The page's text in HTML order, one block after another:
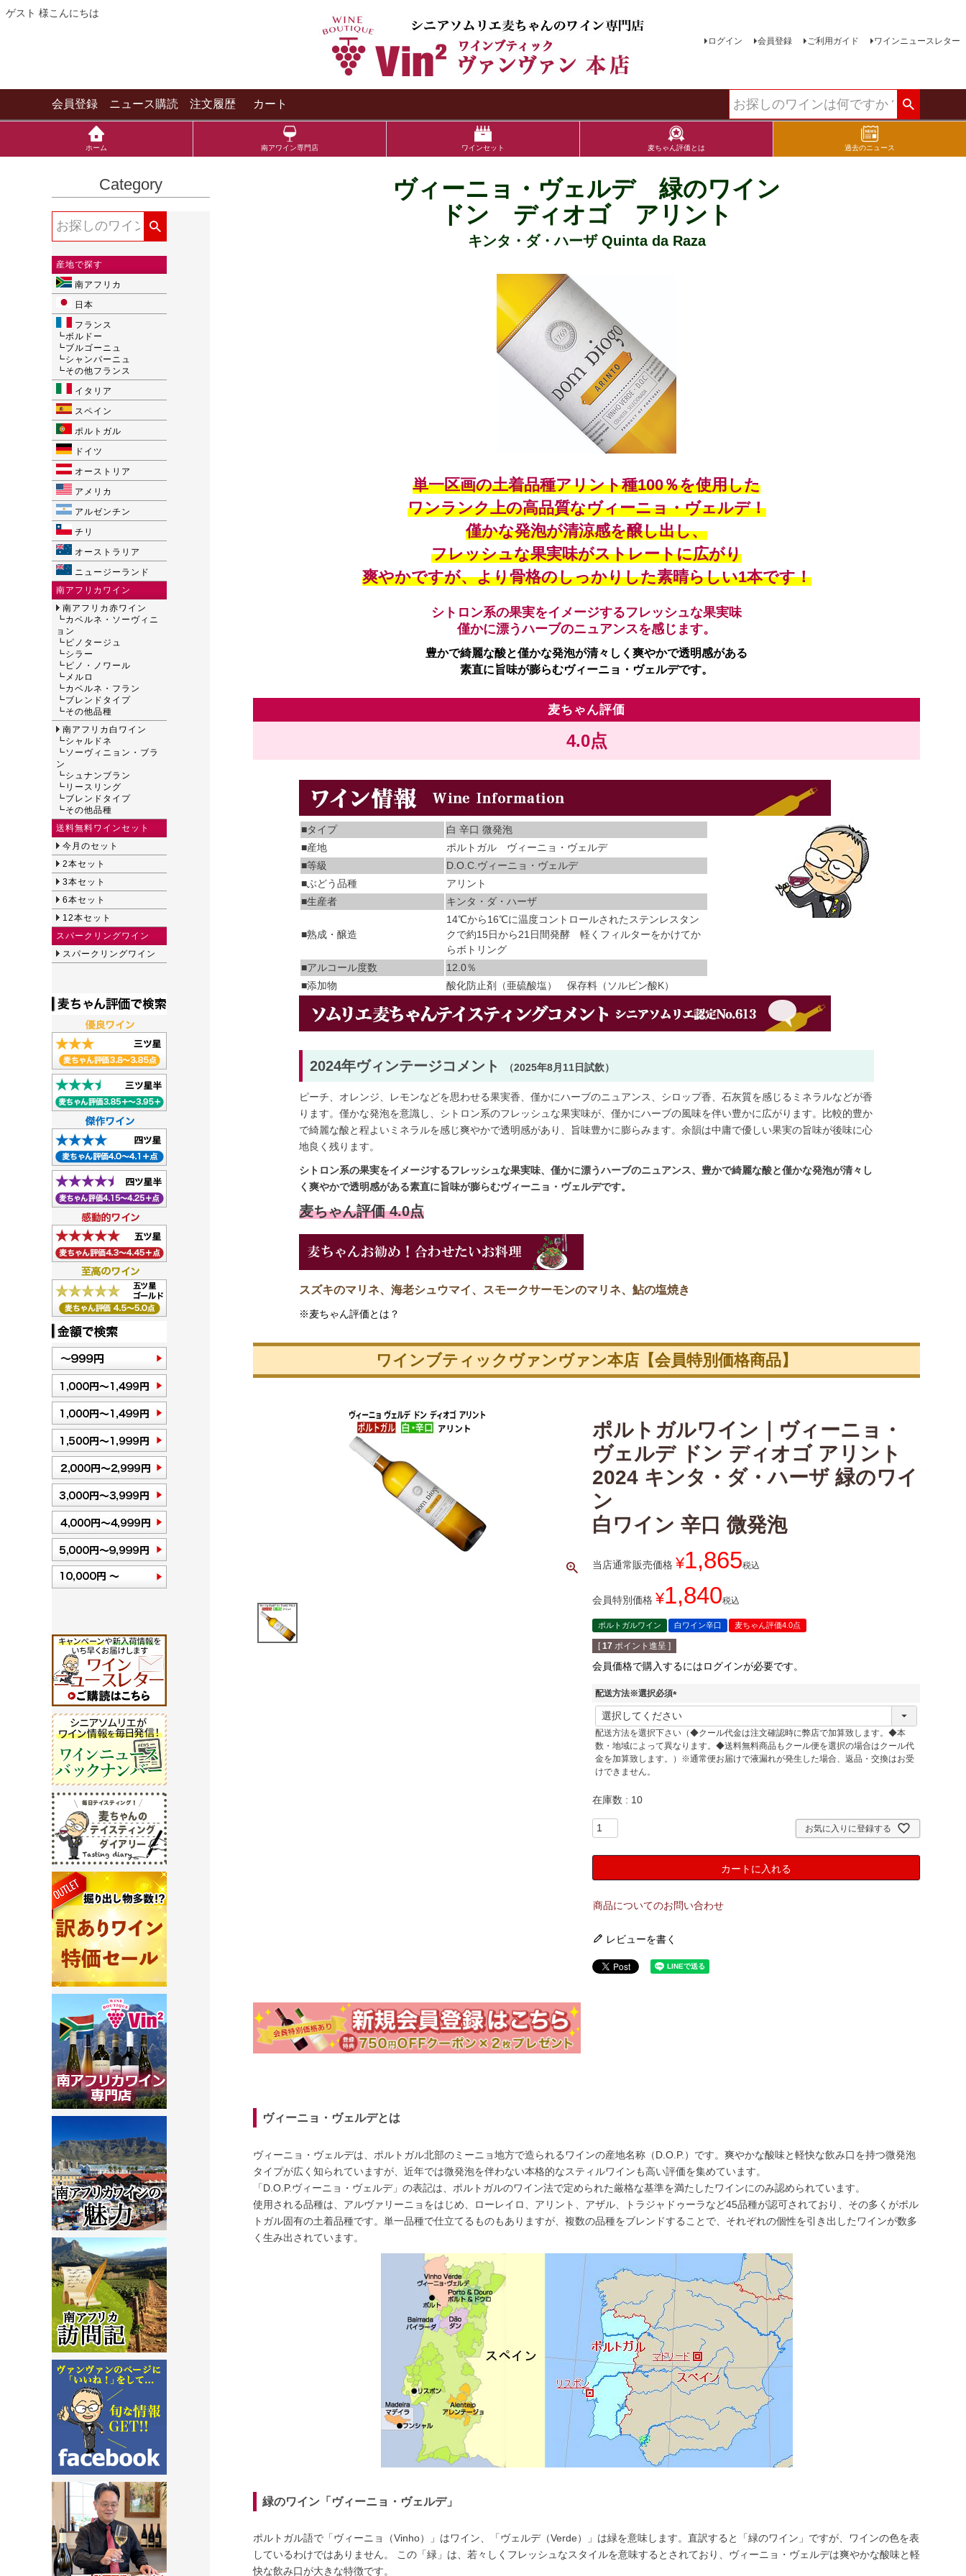
ゲスト 様こんにちは
ログイン 会員登録 ご利用ガイド ワインニュースレター
会員登録 ニュース購読 注文履歴 カート
ホーム 南アワイン専門店 ワインセット 麦ちゃん評価とは 過去のニュース
Category
産地で探す
南アフリカ
日本
フランス
┗ボルドー
┗ブルゴーニュ
┗シャンパーニュ
┗その他フランス
イタリア
スペイン
ポルトガル
ドイツ
オーストリア
アメリカ
アルゼンチン
チリ
オーストラリア
ニュージーランド
南アフリカワイン
南アフリカ赤ワイン
┗カベルネ・ソーヴィニ
ョン
┗ ピノタージュ
┗シラー
┗ ピノ・ノワール
┗ メルロ
┗カベルネ・フラン
┗ブレンドタイプ
┗その他品種
南アフリカ白ワイン
┗シャルドネ
┗ソーヴィニョン・ブラ
ン
┗シュナンブラン
┗ リースリング
┗ブレンドタイプ
┗その他品種
送料無料ワインセット
今月のセット
2本セット
3本セット
6本セット
12本セット
スパークリングワイン
スパークリングワイン
ヴィーニョ・ヴェルデ 緑のワイン
ドン ディオゴ アリント
キンタ・ダ・ハーザ Quinta da Raza
単一区画の土着品種アリント種100％を使用した
ワンランク上の高品質なヴィーニョ・ヴェルデ！
僅かな発泡が清涼感を醸し出し、
フレッシュな果実味がストレートに広がり
爽やかですが、より骨格のしっかりした素晴らしい1本です！
シトロン系の果実をイメージするフレッシュな果実味
僅かに漂うハーブのニュアンスを感じます。
豊かで綺麗な酸と僅かな発泡が清々しく爽やかで透明感がある
素直に旨味が膨らむヴィーニョ・ヴェルデです。
麦ちゃん評価
4.0点
■タイプ
白 辛口 微発泡
■産地
ポルトガル ヴィーニョ・ヴェルデ
■等級
D.O.C.ヴィーニョ・ヴェルデ
■ぶどう品種
アリント
■生産者
キンタ・ダ・ハーザ
■熟成・醸造
14℃から16℃に温度コントロールされたステンレスタン
クで約15日から21日間発酵 軽くフィルターをかけてか
らボトリング
■アルコール度数
12.0％
■添加物
酸化防止剤（亜硫酸塩） 保存料（ソルビン酸K）
2024年ヴィンテージコメント （2025年8月11日試飲）
ピーチ、オレンジ、レモンなどを思わせる果実香、僅かにハーブのニュアンス、シロップ香、石灰質を感じるミネラルなどが香
ります。僅かな発泡を意識し、シトロン系のフレッシュな果実味が、僅かにハーブの風味を伴い豊かに広がります。比較的豊か
で綺麗な酸と程よいミネラルを感じ爽やかで透明感があり、旨味豊かに膨らみます。余韻は中庸で優しい果実の旨味が後味に心
地良く残ります。
シトロン系の果実をイメージするフレッシュな果実味、僅かに漂うハーブのニュアンス、豊かで綺麗な酸と僅かな発泡が清々し
く爽やかで透明感がある素直に旨味が膨らむヴィーニョ・ヴェルデです。
麦ちゃん評価 4.0点
スズキのマリネ、海老シュウマイ、スモークサーモンのマリネ、鮎の塩焼き
※麦ちゃん評価とは？
ワインブティックヴァンヴァン本店【会員特別価格商品】
ポルトガルワイン｜ヴィーニョ・
ヴェルデ ドン ディオゴ アリント
2024 キンタ・ダ・ハーザ 緑のワイ
ン
白ワイン 辛口 微発泡
当店通常販売価格 ¥1,865税込
会員特別価格 ¥1,840税込
ポルトガルワイン 白ワイン辛口 麦ちゃん評価4.0点
[ 17 ポイント進呈 ]
会員価格で購入するにはログインが必要です。
配送方法※選択必須
(
必
須
)
配送方法を選択下さい（◆クール代金は注文確認時に弊店で加算致します。◆本
数・地域によって異なります。◆送料無料商品もクール便を選択の場合はクール代
金を加算致します。）※通常便お届けで液漏れが発生した場合、返品・交換はお受
けできません。
在庫数 10
お気に入りに登録する
カートに入れる
商品についてのお問い合わせ
レビューを書く
ヴィーニョ・ヴェルデとは
ヴィーニョ・ヴェルデは、ポルトガル北部のミーニョ地方で造られるワインの産地名称（D.O.P.）です。爽やかな酸味と軽快な飲み口を持つ微発泡
タイプが広く知られていますが、近年では微発泡を伴わない本格的なスティルワインも高い評価を集めています。
「D.O.P.ヴィーニョ・ヴェルデ」の表記は、ポルトガルのワイン法で定められた厳格な基準を満たしたワインにのみ認められています。
使用される品種は、アルヴァリーニョをはじめ、ローレイロ、アリント、アザル、トラジャドゥーラなど45品種が認可されており、その多くがポル
トガル固有の土着品種です。単一品種で仕立てるものもありますが、複数の品種をブレンドすることで、それぞれの個性を引き出したワインが数多
く生み出されています。
緑のワイン「ヴィーニョ・ヴェルデ」
ポルトガル語で「ヴィーニョ（Vinho）」はワイン、「ヴェルデ（Verde）」は緑を意味します。直訳すると「緑のワイン」ですが、ワインの色を表
しているわけではありません。 この「緑」は、若々しくフレッシュなスタイルを意味するとされており、ヴィーニョ・ヴェルデは爽やかな酸味と軽
快な飲み口が大きな特徴です。